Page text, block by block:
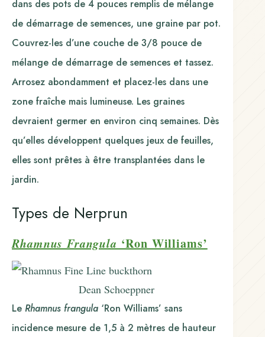
dans des pots de 4 pouces remplis de mélange
de démarrage de semences, une graine par pot.
Couvrez-les d’une couche de 3/8 pouce de
mélange de démarrage de semences et tassez.
Arrosez abondamment et placez-les dans une
zone fraîche mais lumineuse. Les graines
devraient germer en environ cinq semaines. Dès
qu’elles développent quelques jeux de feuilles,
elles sont prêtes à être transplantées dans le
jardin.
Types de Nerprun
Rhamnus Frangula ‘Ron Williams’
Dean Schoeppner
Le Rhamnus frangula ‘Ron Williams’ sans
incidence mesure de 1,5 à 2 mètres de hauteur